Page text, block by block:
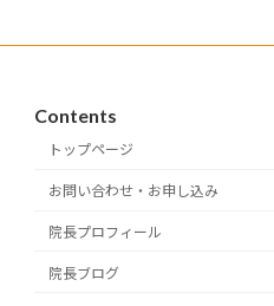
Contents
トップページ
お問い合わせ・お申し込み
院長プロフィール
院長ブログ